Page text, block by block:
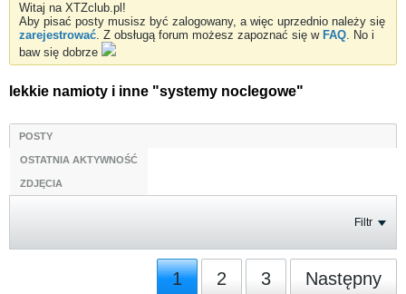
Witaj na XTZclub.pl!
Aby pisać posty musisz być zalogowany, a więc uprzednio należy się
zarejestrować. Z obsługą forum możesz zapoznać się w FAQ. No i
baw się dobrze
lekkie namioty i inne "systemy noclegowe"
POSTY
OSTATNIA AKTYWNOŚĆ
ZDJĘCIA
Filtr
1 2 3 Następny